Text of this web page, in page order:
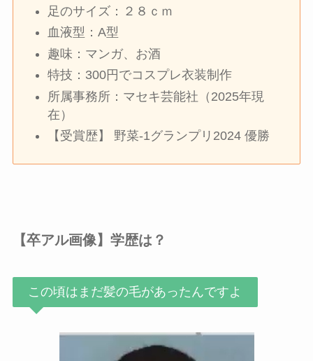
足のサイズ：２８ｃｍ
血液型：A型
趣味：マンガ、お酒
特技：300円でコスプレ衣装制作
所属事務所：マセキ芸能社（2025年現
在）
【受賞歴】 野菜-1グランプリ2024 優勝
【卒アル画像】学歴は？
この頃はまだ髪の毛があったんですよ